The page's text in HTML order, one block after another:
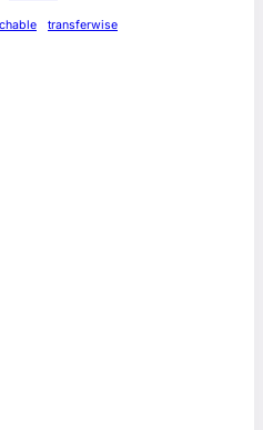
transferwise